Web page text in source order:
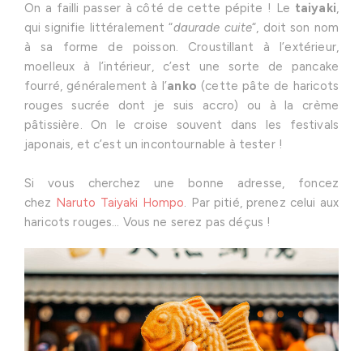
On a failli passer à côté de cette pépite ! Le taiyaki,
qui signifie littéralement “daurade cuite“, doit son nom
à sa forme de poisson. Croustillant à l’extérieur,
moelleux à l’intérieur, c’est une sorte de pancake
fourré, généralement à l’anko (cette pâte de haricots
rouges sucrée dont je suis accro) ou à la crème
pâtissière. On le croise souvent dans les festivals
japonais, et c’est un incontournable à tester !
Si vous cherchez une bonne adresse, foncez
chez Naruto Taiyaki Hompo. Par pitié, prenez celui aux
haricots rouges… Vous ne serez pas déçus !